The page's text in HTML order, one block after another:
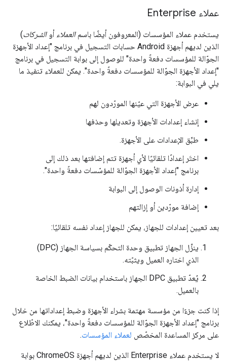
عملاء Enterprise
يستخدم عملاء المؤسسات (المعروفون أيضًا باسمالعملاء أوالشركات)
الذين لديهم أجهزة Android حسابات التسجيل في برنامج "إعداد الأجهزة
الجوّالة للمؤسسات دفعةً واحدة" للوصول إلى بوابة التسجيل في برنامج
"إعداد الأجهزة الجوّالة للمؤسسات دفعةً واحدة". يمكن للعملاء تنفيذ ما
يلي في البوابة:
عرض الأجهزة التي عيّنها المورّدون لهم
إنشاء إعدادات الأجهزة وتعديلها وحذفها
طبِّق الإعدادات على الأجهزة.
اختَر إعدادًا تلقائيًا لأي أجهزة تتم إضافتها بعد ذلك إلى
برنامج "إعداد الأجهزة الجوّالة للمؤسّسات دفعةً واحدة".
إدارة أذونات الوصول إلى البوابة
إضافة مورّدين أو إزالتهم
بعد تعيين إعدادات للجهاز، يمكن للجهاز إعداد نفسه تلقائيًا:
ينزِّل الجهاز تطبيق وحدة التحكّم بسياسة الجهاز (DPC)
الذي اختاره العميل ويثبّته.
يُعدّ تطبيق DPC الجهاز باستخدام بيانات الضبط الخاصة
بالعميل.
إذا كنت جزءًا من مؤسسة مهتمة بشراء الأجهزة وضبط إعداداتها من خلال
برنامج "إعداد الأجهزة الجوّالة للمؤسسات دفعةً واحدة"، يمكنك الاطّلاع
على مركز المساعدة المخصّص لعملاء المؤسسات.
لا يستخدم عملاء Enterprise الذين لديهم أجهزة ChromeOS بوابة